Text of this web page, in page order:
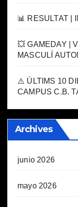
📊 RESULTAT |
💥 GAMEDAY |
MASCULÍ
⚠️ ÚLTIMS 10
CAMPUS C.B.
Archives
junio 2026
mayo 2026